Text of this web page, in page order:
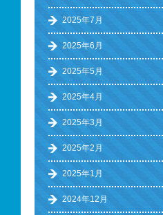
2025年7月
2025年6月
2025年5月
2025年4月
2025年3月
2025年2月
2025年1月
2024年12月